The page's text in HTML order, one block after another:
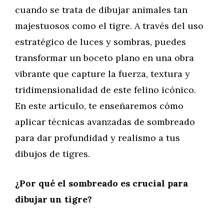
cuando se trata de dibujar animales tan
majestuosos como el tigre. A través del uso
estratégico de luces y sombras, puedes
transformar un boceto plano en una obra
vibrante que capture la fuerza, textura y
tridimensionalidad de este felino icónico.
En este artículo, te enseñaremos cómo
aplicar técnicas avanzadas de sombreado
para dar profundidad y realismo a tus
dibujos de tigres.
¿Por qué el sombreado es crucial para
dibujar un tigre?